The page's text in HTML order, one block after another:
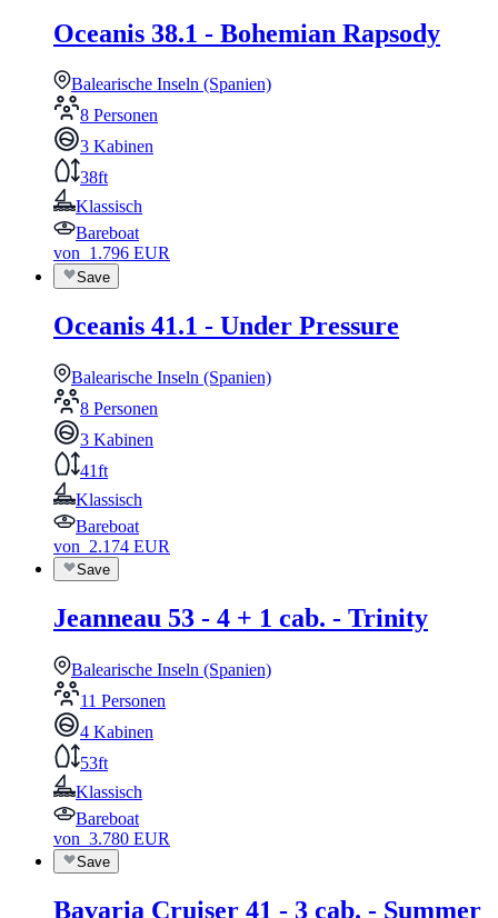
Oceanis 38.1 - Bohemian Rapsody
Balearische Inseln (Spanien)
8 Personen
3 Kabinen
38ft
Klassisch
Bareboat
von 1.796 EUR
Save
Oceanis 41.1 - Under Pressure
Balearische Inseln (Spanien)
8 Personen
3 Kabinen
41ft
Klassisch
Bareboat
von 2.174 EUR
Save
Jeanneau 53 - 4 + 1 cab. - Trinity
Balearische Inseln (Spanien)
11 Personen
4 Kabinen
53ft
Klassisch
Bareboat
von 3.780 EUR
Save
Bavaria Cruiser 41 - 3 cab. - Summer